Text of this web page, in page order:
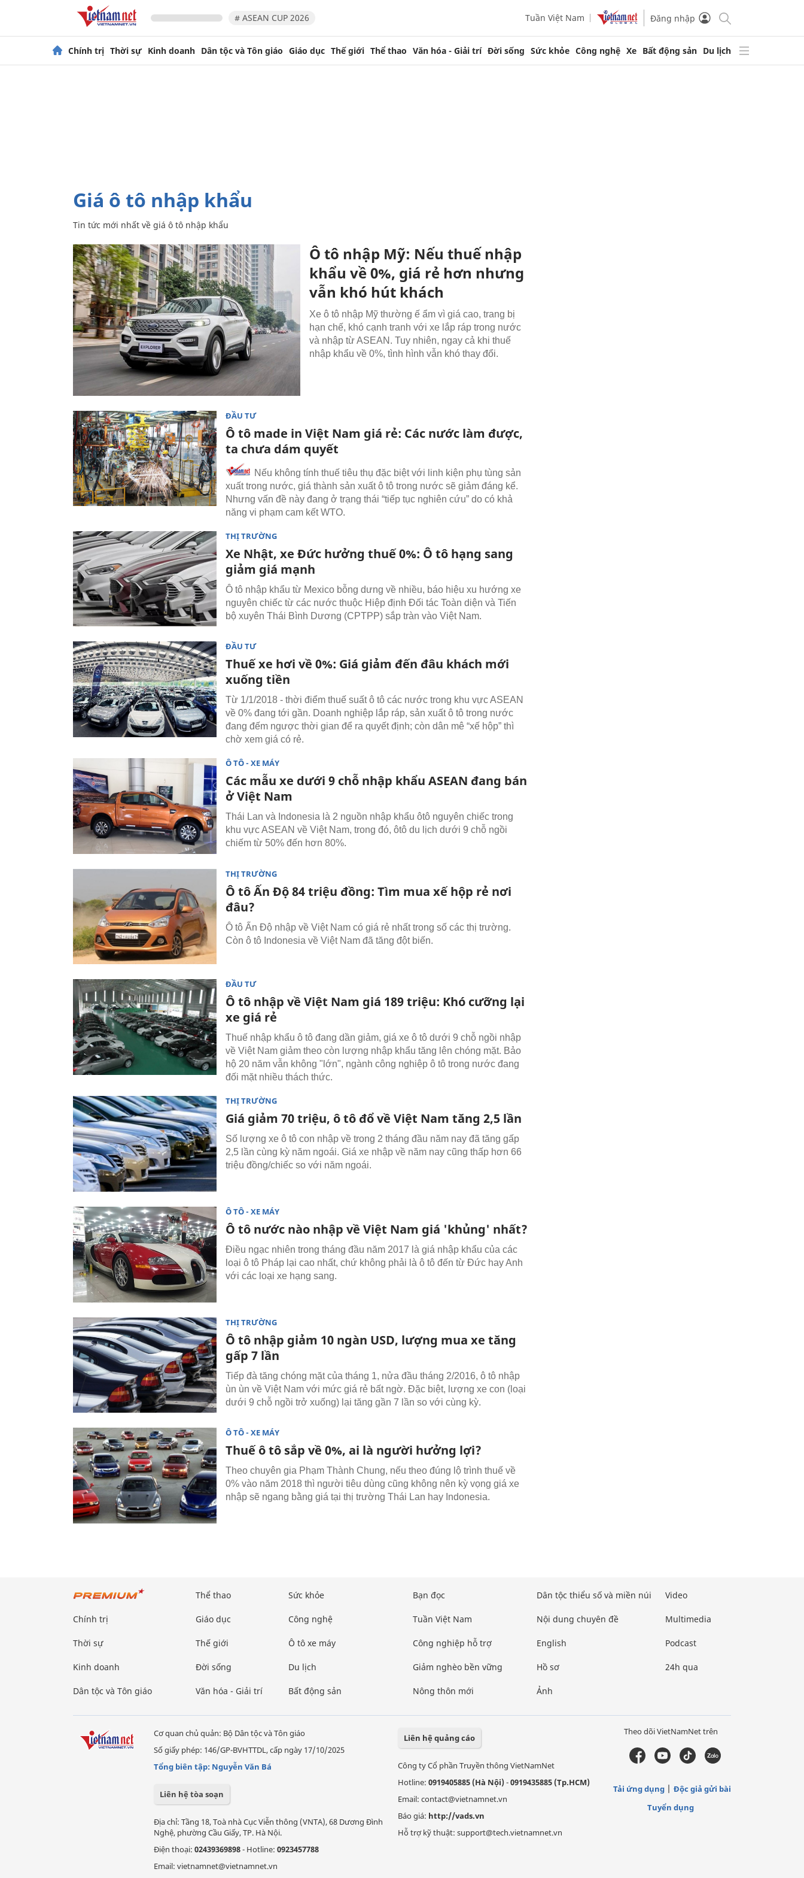
# ASEAN CUP 2026 Tuần Việt Nam Đăng nhập
Chính trị Thời sự Kinh doanh Dân tộc và Tôn giáo Giáo dục Thế giới Thể thao Văn hóa - Giải trí Đời sống Sức khỏe Công nghệ Xe Bất động sản Du lịch
giá ô tô nhập khẩu
Tin tức mới nhất về giá ô tô nhập khẩu
Ô tô nhập Mỹ: Nếu thuế nhập
khẩu về 0%, giá rẻ hơn nhưng
vẫn khó hút khách
Xe ô tô nhập Mỹ thường ế ẩm vì giá cao, trang bị
hạn chế, khó cạnh tranh với xe lắp ráp trong nước
và nhập từ ASEAN. Tuy nhiên, ngay cả khi thuế
nhập khẩu về 0%, tình hình vẫn khó thay đổi.
ĐẦU TƯ
Ô tô made in Việt Nam giá rẻ: Các nước làm được,
ta chưa dám quyết
Nếu không tính thuế tiêu thụ đặc biệt với linh kiện phụ tùng sản
xuất trong nước, giá thành sản xuất ô tô trong nước sẽ giảm đáng kể.
Nhưng vấn đề này đang ở trạng thái “tiếp tục nghiên cứu” do có khả
năng vi phạm cam kết WTO.
THỊ TRƯỜNG
Xe Nhật, xe Đức hưởng thuế 0%: Ô tô hạng sang
giảm giá mạnh
Ô tô nhập khẩu từ Mexico bỗng dưng về nhiều, báo hiệu xu hướng xe
nguyên chiếc từ các nước thuộc Hiệp định Đối tác Toàn diện và Tiến
bộ xuyên Thái Bình Dương (CPTPP) sắp tràn vào Việt Nam.
ĐẦU TƯ
Thuế xe hơi về 0%: Giá giảm đến đâu khách mới
xuống tiền
Từ 1/1/2018 - thời điểm thuế suất ô tô các nước trong khu vực ASEAN
về 0% đang tới gần. Doanh nghiệp lắp ráp, sản xuất ô tô trong nước
đang đếm ngược thời gian để ra quyết định; còn dân mê “xế hộp” thì
chờ xem giá có rẻ.
Ô TÔ - XE MÁY
Các mẫu xe dưới 9 chỗ nhập khẩu ASEAN đang bán
ở Việt Nam
Thái Lan và Indonesia là 2 nguồn nhập khẩu ôtô nguyên chiếc trong
khu vực ASEAN về Việt Nam, trong đó, ôtô du lịch dưới 9 chỗ ngồi
chiếm từ 50% đến hơn 80%.
THỊ TRƯỜNG
Ô tô Ấn Độ 84 triệu đồng: Tìm mua xế hộp rẻ nơi
đâu?
Ô tô Ấn Độ nhập về Việt Nam có giá rẻ nhất trong số các thị trường.
Còn ô tô Indonesia về Việt Nam đã tăng đột biến.
ĐẦU TƯ
Ô tô nhập về Việt Nam giá 189 triệu: Khó cưỡng lại
xe giá rẻ
Thuế nhập khẩu ô tô đang dần giảm, giá xe ô tô dưới 9 chỗ ngồi nhập
về Việt Nam giảm theo còn lượng nhập khẩu tăng lên chóng mặt. Bảo
hộ 20 năm vẫn không "lớn", ngành công nghiệp ô tô trong nước đang
đối mặt nhiều thách thức.
THỊ TRƯỜNG
Giá giảm 70 triệu, ô tô đổ về Việt Nam tăng 2,5 lần
Số lượng xe ô tô con nhập về trong 2 tháng đầu năm nay đã tăng gấp
2,5 lần cùng kỳ năm ngoái. Giá xe nhập về năm nay cũng thấp hơn 66
triệu đồng/chiếc so với năm ngoái.
Ô TÔ - XE MÁY
Ô tô nước nào nhập về Việt Nam giá 'khủng' nhất?
Điều ngạc nhiên trong tháng đầu năm 2017 là giá nhập khẩu của các
loại ô tô Pháp lại cao nhất, chứ không phải là ô tô đến từ Đức hay Anh
với các loại xe hạng sang.
THỊ TRƯỜNG
Ô tô nhập giảm 10 ngàn USD, lượng mua xe tăng
gấp 7 lần
Tiếp đà tăng chóng mặt của tháng 1, nửa đầu tháng 2/2016, ô tô nhập
ùn ùn về Việt Nam với mức giá rẻ bất ngờ. Đặc biệt, lượng xe con (loại
dưới 9 chỗ ngồi trở xuống) lại tăng gần 7 lần so với cùng kỳ.
Ô TÔ - XE MÁY
Thuế ô tô sắp về 0%, ai là người hưởng lợi?
Theo chuyên gia Phạm Thành Chung, nếu theo đúng lộ trình thuế về
0% vào năm 2018 thì người tiêu dùng cũng không nên kỳ vọng giá xe
nhập sẽ ngang bằng giá tại thị trường Thái Lan hay Indonesia.
Chính trị
Thời sự
Kinh doanh
Dân tộc và Tôn giáo
Thể thao
Giáo dục
Thế giới
Đời sống
Văn hóa - Giải trí
Sức khỏe
Công nghệ
Ô tô xe máy
Du lịch
Bất động sản
Bạn đọc
Tuần Việt Nam
Công nghiệp hỗ trợ
Giảm nghèo bền vững
Nông thôn mới
Dân tộc thiểu số và miền núi
Nội dung chuyên đề
English
Hồ sơ
Ảnh
Video
Multimedia
Podcast
24h qua
Cơ quan chủ quản: Bộ Dân tộc và Tôn giáo
Số giấy phép: 146/GP-BVHTTDL, cấp ngày 17/10/2025
Tổng biên tập: Nguyễn Văn Bá
Liên hệ tòa soạn
Địa chỉ: Tầng 18, Toà nhà Cục Viễn thông (VNTA), 68 Dương Đình
Nghệ, phường Cầu Giấy, TP. Hà Nội.
Điện thoại: 02439369898- Hotline: 0923457788
Email: vietnamnet@vietnamnet.vn
Liên hệ quảng cáo
Công ty Cổ phần Truyền thông VietNamNet
Hotline: 0919405885 (Hà Nội)-0919435885 (Tp.HCM)
Email: contact@vietnamnet.vn
Báo giá: http://vads.vn
Hỗ trợ kỹ thuật: support@tech.vietnamnet.vn
Theo dõi VietNamNet trên
Tải ứng dụng
Độc giả gửi bài
Tuyển dụng